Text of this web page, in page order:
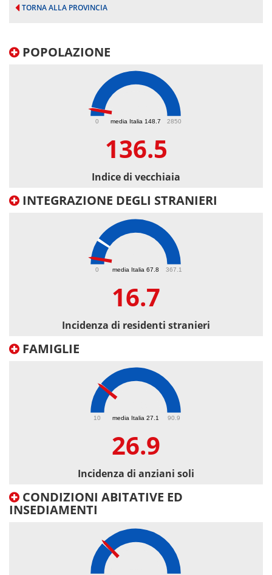
TORNA ALLA PROVINCIA
POPOLAZIONE
media Italia 148.7
0 2850
136.5
Indice di vecchiaia
INTEGRAZIONE DEGLI STRANIERI
media Italia 67.8
0 367.1
16.7
Incidenza di residenti stranieri
FAMIGLIE
media Italia 27.1
10 90.9
26.9
Incidenza di anziani soli
CONDIZIONI ABITATIVE ED
INSEDIAMENTI